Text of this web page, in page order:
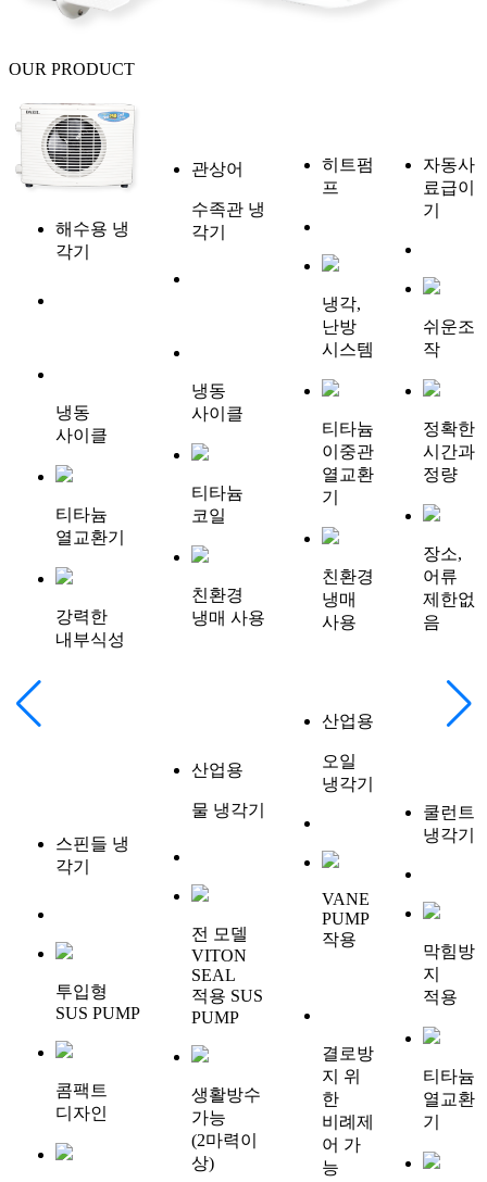
OUR PRODUCT
해수용 냉
각기
냉동
사이클
티타늄
열교환기
강력한
내부식성
관상어
수족관 냉
각기
냉동
사이클
티타늄
코일
친환경
냉매 사용
히트펌
프
냉각,
난방
시스템
티타늄
이중관
열교환
기
친환경
냉매
사용
자동사
료급이
기
쉬운조
작
정확한
시간과
정량
장소,
어류
제한없
음
스핀들 냉
각기
투입형
SUS PUMP
콤팩트
디자인
산업용
물 냉각기
전 모델
VITON
SEAL
적용 SUS
PUMP
생활방수
가능
(2마력이
상)
산업용
오일
냉각기
VANE
PUMP
작용
결로방
지 위
한
비례제
어 가
능
쿨런트
냉각기
막힘방
지
적용
티타늄
열교환
기